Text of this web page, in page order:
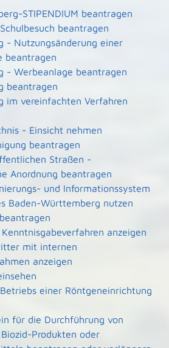
STIPENDIUM beantragen
beantragen
- Nutzungsänderung einer
beantragen
- Werbeanlage beantragen
beantragen
im vereinfachten Verfahren
- Einsicht nehmen
beantragen
Straßen -
Anordnung beantragen
und Informationssystem
Baden-Württemberg nutzen
anzeigen
mit internen
anzeigen
einer Röntgeneinrichtung
für die Durchführung von
Produkten oder